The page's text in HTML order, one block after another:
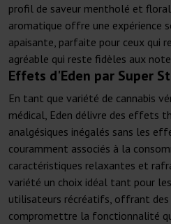
profil de saveur mentholé et
aromatique offre une expérience
apaisante, parfaite pour ceux qui
agréable qui reste fidèles aux
Effets d'Eden par Super
En tant que variété de cannabis
médical, Eden délivre des effets
analgésiques inégalés sans les
couramment associés à la
caractéristiques relaxantes et
variété un choix idéal tant pour
utilisateurs récréatifs, offrant des
compromettre la fonctionnalité